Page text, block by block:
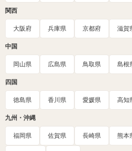
関西
大阪府 兵庫県 京都府 滋賀
中国
岡山県 広島県 鳥取県 島根
四国
徳島県 香川県 愛媛県 高知
九州・沖縄
福岡県 佐賀県 長崎県 熊本